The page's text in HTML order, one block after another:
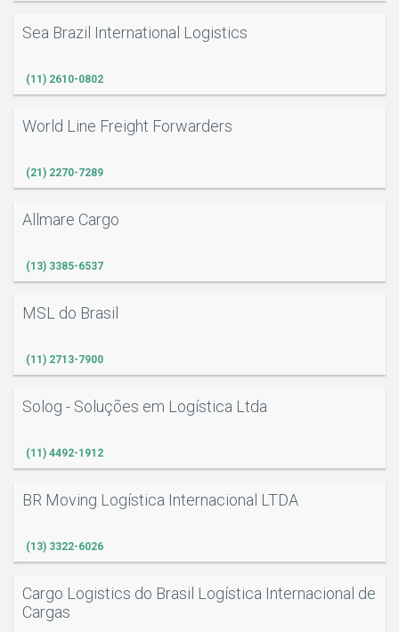
Sea Brazil International Logistics
(11) 2610-0802
World Line Freight Forwarders
(21) 2270-7289
Allmare Cargo
(13) 3385-6537
MSL do Brasil
(11) 2713-7900
Solog - Soluções em Logística Ltda
(11) 4492-1912
BR Moving Logística Internacional LTDA
(13) 3322-6026
Cargo Logistics do Brasil Logística Internacional de
Cargas